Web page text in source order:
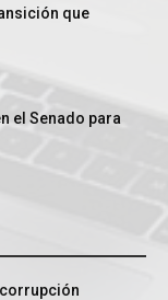
que
el Senado para